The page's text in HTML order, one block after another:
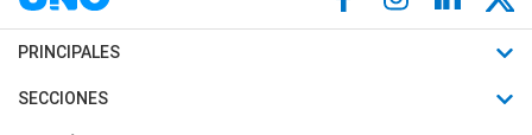
PRINCIPALES
Últimas Noticias
SECCIONES